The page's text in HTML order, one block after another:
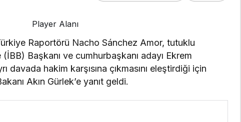
Player Alanı
Raportörü Nacho Sánchez Amor, tutuklu
Başkanı ve cumhurbaşkanı adayı Ekrem
davada hakim karşısına çıkmasını eleştirdiği için
Akın Gürlek’e yanıt geldi.